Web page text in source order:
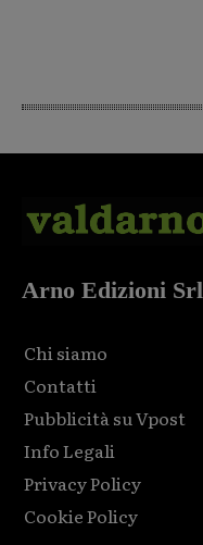
Arno Edizioni Srl
Chi siamo
Contatti
Pubblicità su Vpost
Info Legali
Privacy Policy
Cookie Policy